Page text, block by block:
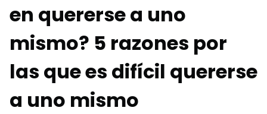
en quererse a uno
mismo? 5 razones por
las que es difícil quererse
a uno mismo